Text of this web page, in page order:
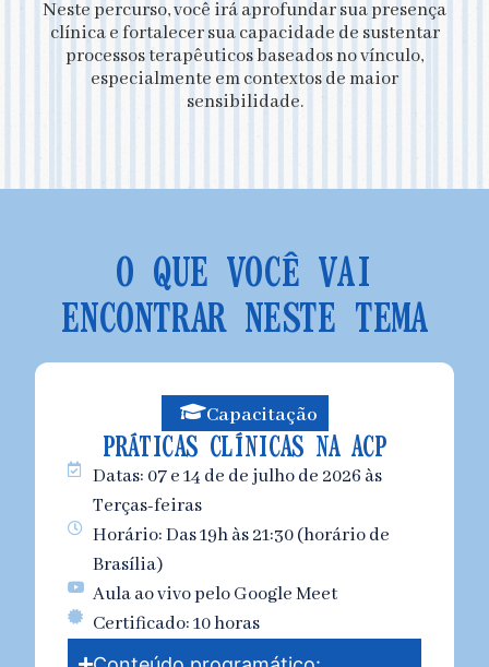
Neste percurso, você irá aprofundar sua presença
clínica e fortalecer sua capacidade de sustentar
processos terapêuticos baseados no vínculo,
especialmente em contextos de maior
sensibilidade.
O QUE VOCÊ VAI
ENCONTRAR NESTE TEMA
Capacitação
PRÁTICAS CLÍNICAS NA ACP
Datas: 07 e 14 de de julho de 2026 às
Terças-feiras
Horário: Das 19h às 21:30 (horário de
Brasília)
Aula ao vivo pelo Google Meet
Certificado: 10 horas